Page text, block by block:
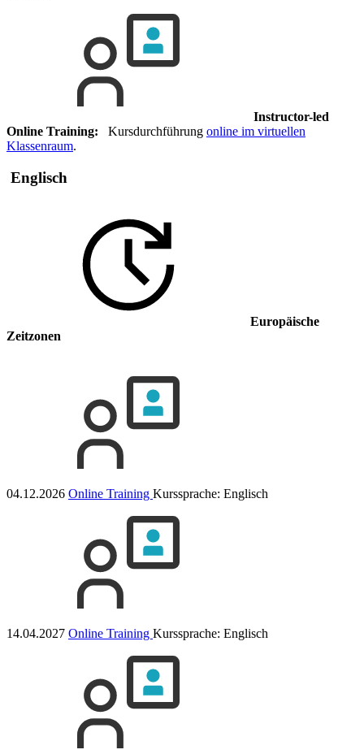
Instructor-led
Online Training: Kursdurchführung online im virtuellen
Klassenraum.
Englisch
Europäische
Zeitzonen
04.12.2026 Online Training Kurssprache: Englisch
14.04.2027 Online Training Kurssprache: Englisch